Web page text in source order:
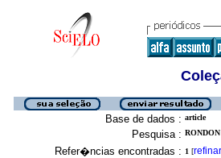
Base de dados : article
Pesquisa :
Refer�ncias encontradas : 1 [refinar